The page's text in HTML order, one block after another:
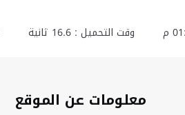
وقت التحميل : 16.6 ثانية
معلومات عن الموقع